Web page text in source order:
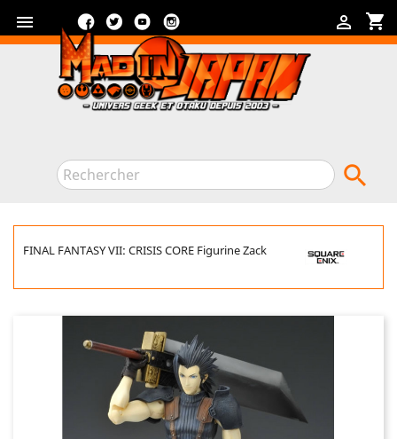
 shopping_cart

FacebookTwitterYouTube

FINAL FANTASY VII: CRISIS CORE Figurine Zack